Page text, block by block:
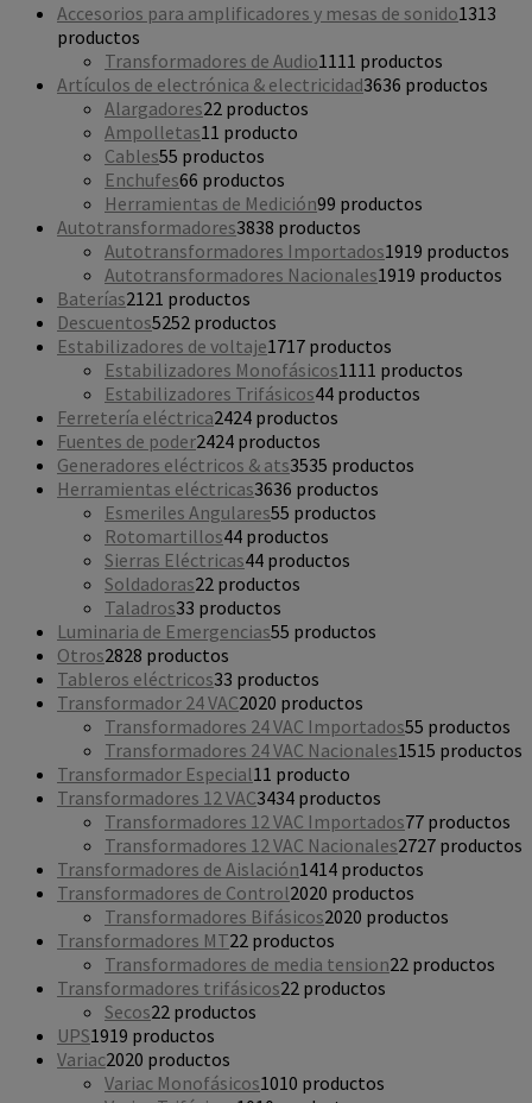
Accesorios para amplificadores y mesas de sonido1313
productos
Transformadores de Audio1111 productos
Artículos de electrónica & electricidad3636 productos
Alargadores22 productos
Ampolletas11 producto
Cables55 productos
Enchufes66 productos
Herramientas de Medición99 productos
Autotransformadores3838 productos
Autotransformadores Importados1919 productos
Autotransformadores Nacionales1919 productos
Baterías2121 productos
Descuentos5252 productos
Estabilizadores de voltaje1717 productos
Estabilizadores Monofásicos1111 productos
Estabilizadores Trifásicos44 productos
Ferretería eléctrica2424 productos
Fuentes de poder2424 productos
Generadores eléctricos & ats3535 productos
Herramientas eléctricas3636 productos
Esmeriles Angulares55 productos
Rotomartillos44 productos
Sierras Eléctricas44 productos
Soldadoras22 productos
Taladros33 productos
Luminaria de Emergencias55 productos
Otros2828 productos
Tableros eléctricos33 productos
Transformador 24 VAC2020 productos
Transformadores 24 VAC Importados55 productos
Transformadores 24 VAC Nacionales1515 productos
Transformador Especial11 producto
Transformadores 12 VAC3434 productos
Transformadores 12 VAC Importados77 productos
Transformadores 12 VAC Nacionales2727 productos
Transformadores de Aislación1414 productos
Transformadores de Control2020 productos
Transformadores Bifásicos2020 productos
Transformadores MT22 productos
Transformadores de media tension22 productos
Transformadores trifásicos22 productos
Secos22 productos
UPS1919 productos
Variac2020 productos
Variac Monofásicos1010 productos